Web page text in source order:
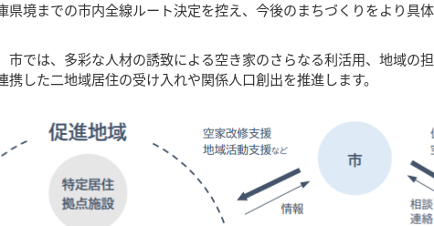
県境までの市内全線ルート決定を控え、今後のまちづくりをより具
市では、多彩な人材の誘致による空き家のさらなる利活用、地域の
した二地域居住の受け入れや関係人口創出を推進します。